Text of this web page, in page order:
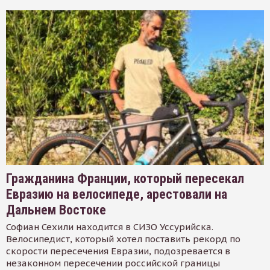
Гражданина Франции, который пересекал
Евразию на велосипеде, арестовали на
Дальнем Востоке
Софиан Сехили находится в СИЗО Уссурийска.
Велосипедист, который хотел поставить рекорд по
скорости пересечения Евразии, подозревается в
незаконном пересечении российской границы